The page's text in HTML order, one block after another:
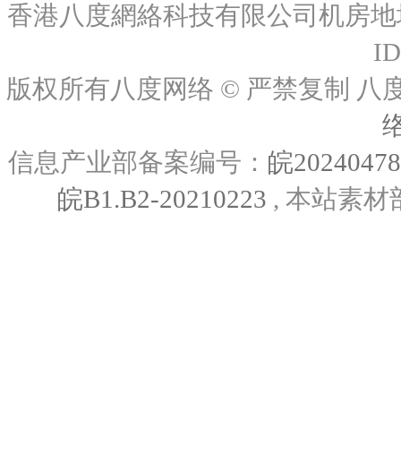
香港八度網絡科技有限公司机房
版权所有八度网络 © 严禁复制
信息产业部备案编号： 皖
皖B1.B2-20210223 , 本站素材